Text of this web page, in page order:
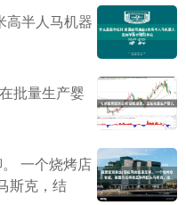
高半人马机器
批量生产婴
一个烧烤店
斯克，结